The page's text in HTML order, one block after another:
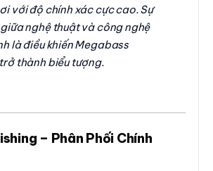
với độ chính xác cực cao. Sự
nghệ thuật và công nghệ
là điều khiến Megabass
thành biểu tượng.
– Phân Phối Chính